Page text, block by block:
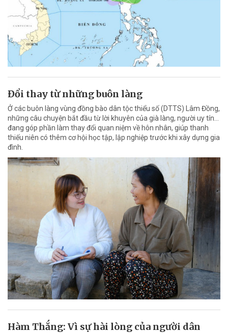
Đổi thay từ những buôn làng
Ở các buôn làng vùng đồng bào dân tộc thiểu số (DTTS) Lâm Đồng,
những câu chuyện bắt đầu từ lời khuyên của già làng, người uy tín…
đang góp phần làm thay đổi quan niệm về hôn nhân, giúp thanh
thiếu niên có thêm cơ hội học tập, lập nghiệp trước khi xây dựng gia
đình.
Hàm Thắng: Vì sự hài lòng của người dân